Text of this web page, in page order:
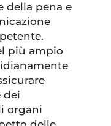
della pena e
più ampio
dei
organi